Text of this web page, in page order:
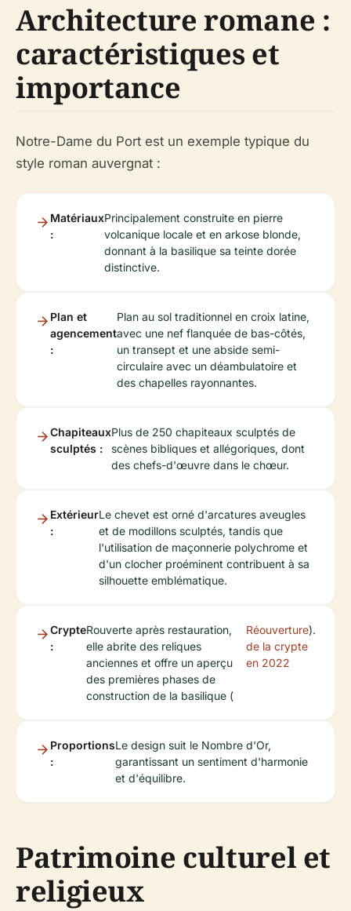
Architecture romane :
caractéristiques et
importance
Notre-Dame du Port est un exemple typique du
style roman auvergnat :
Matériaux
:
Principalement construite en pierre
volcanique locale et en arkose blonde,
donnant à la basilique sa teinte dorée
distinctive.
Plan et
agencement
:
Plan au sol traditionnel en croix latine,
avec une nef flanquée de bas-côtés,
un transept et une abside semi-
circulaire avec un déambulatoire et
des chapelles rayonnantes.
Chapiteaux
sculptés :
Plus de 250 chapiteaux sculptés de
scènes bibliques et allégoriques, dont
des chefs-d'œuvre dans le chœur.
Extérieur
:
Le chevet est orné d'arcatures aveugles
et de modillons sculptés, tandis que
l'utilisation de maçonnerie polychrome et
d'un clocher proéminent contribuent à sa
silhouette emblématique.
Crypte
:
Rouverte après restauration,
elle abrite des reliques
anciennes et offre un aperçu
des premières phases de
construction de la basilique (
Réouverture
de la crypte
en 2022
).
Proportions
:
Le design suit le Nombre d'Or,
garantissant un sentiment d'harmonie
et d'équilibre.
Patrimoine culturel et
religieux